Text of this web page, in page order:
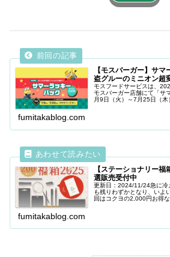
【モスバーガー】サ
盗グルーのミニオン超
モスフードサービスは、
モスバーガー店舗にて「サ
月9日（火）～7月25日（
fumitakablog.com
【ステーショナリー
選販売受付中
更新日：2024/11/24急に
も残りわずかとなり、いよ
回はコクヨの2,000円お得
fumitakablog.com